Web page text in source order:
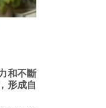
和不斷
形成自